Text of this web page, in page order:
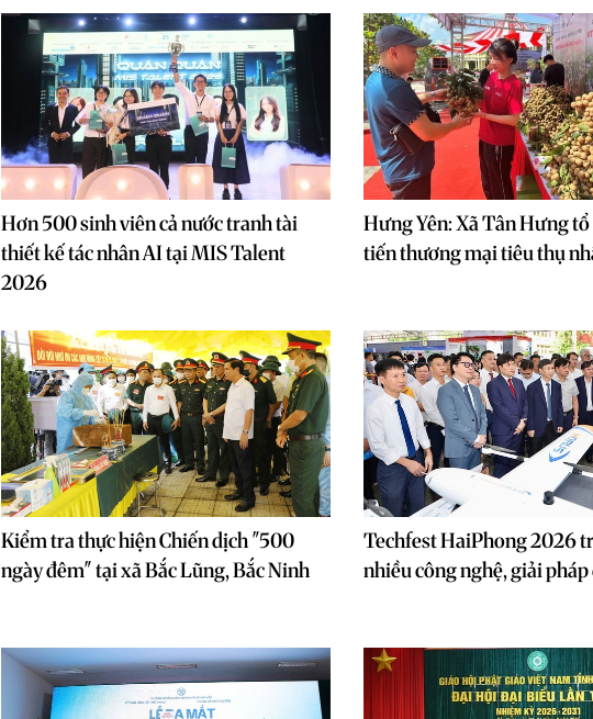
Hơn 500 sinh viên cả nước tranh tài
thiết kế tác nhân AI tại MIS Talent
2026
Hưng Yên: Xã Tân Hưng
tiến thương mại tiêu thụ
Kiểm tra thực hiện Chiến dịch "500
ngày đêm" tại xã Bắc Lũng, Bắc Ninh
Techfest HaiPhong 2026
nhiều công nghệ, giải